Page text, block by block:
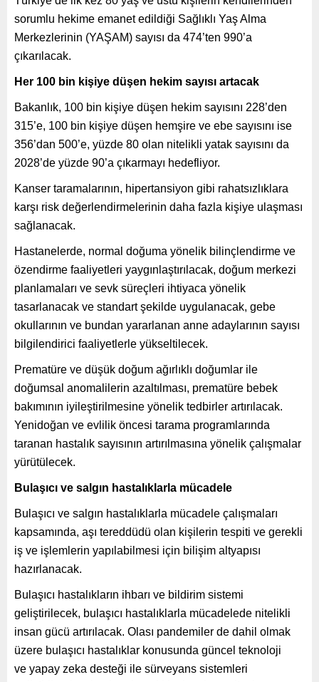
sorumlu hekime emanet edildiği Sağlıklı Yaş Alma
Merkezlerinin (YAŞAM) sayısı da 474’ten 990’a
çıkarılacak.
Her 100 bin kişiye düşen hekim sayısı artacak
Bakanlık, 100 bin kişiye düşen hekim sayısını 228’den
315’e, 100 bin kişiye düşen hemşire ve ebe sayısını ise
356’dan 500’e, yüzde 80 olan nitelikli yatak sayısını da
2028’de yüzde 90’a çıkarmayı hedefliyor.
Kanser taramalarının, hipertansiyon gibi rahatsızlıklara
karşı risk değerlendirmelerinin daha fazla kişiye ulaşması
sağlanacak.
Hastanelerde, normal doğuma yönelik bilinçlendirme ve
özendirme faaliyetleri yaygınlaştırılacak, doğum merkezi
planlamaları ve sevk süreçleri ihtiyaca yönelik
tasarlanacak ve standart şekilde uygulanacak, gebe
okullarının ve bundan yararlanan anne adaylarının sayısı
bilgilendirici faaliyetlerle yükseltilecek.
Prematüre ve düşük doğum ağırlıklı doğumlar ile
doğumsal anomalilerin azaltılması, prematüre bebek
bakımının iyileştirilmesine yönelik tedbirler artırılacak.
Yenidoğan ve evlilik öncesi tarama programlarında
taranan hastalık sayısının artırılmasına yönelik çalışmalar
yürütülecek.
Bulaşıcı ve salgın hastalıklarla mücadele
Bulaşıcı ve salgın hastalıklarla mücadele çalışmaları
kapsamında, aşı tereddüdü olan kişilerin tespiti ve gerekli
iş ve işlemlerin yapılabilmesi için bilişim altyapısı
hazırlanacak.
Bulaşıcı hastalıkların ihbarı ve bildirim sistemi
geliştirilecek, bulaşıcı hastalıklarla mücadelede nitelikli
insan gücü artırılacak. Olası pandemiler de dahil olmak
üzere bulaşıcı hastalıklar konusunda güncel teknoloji
ve yapay zeka desteği ile sürveyans sistemleri